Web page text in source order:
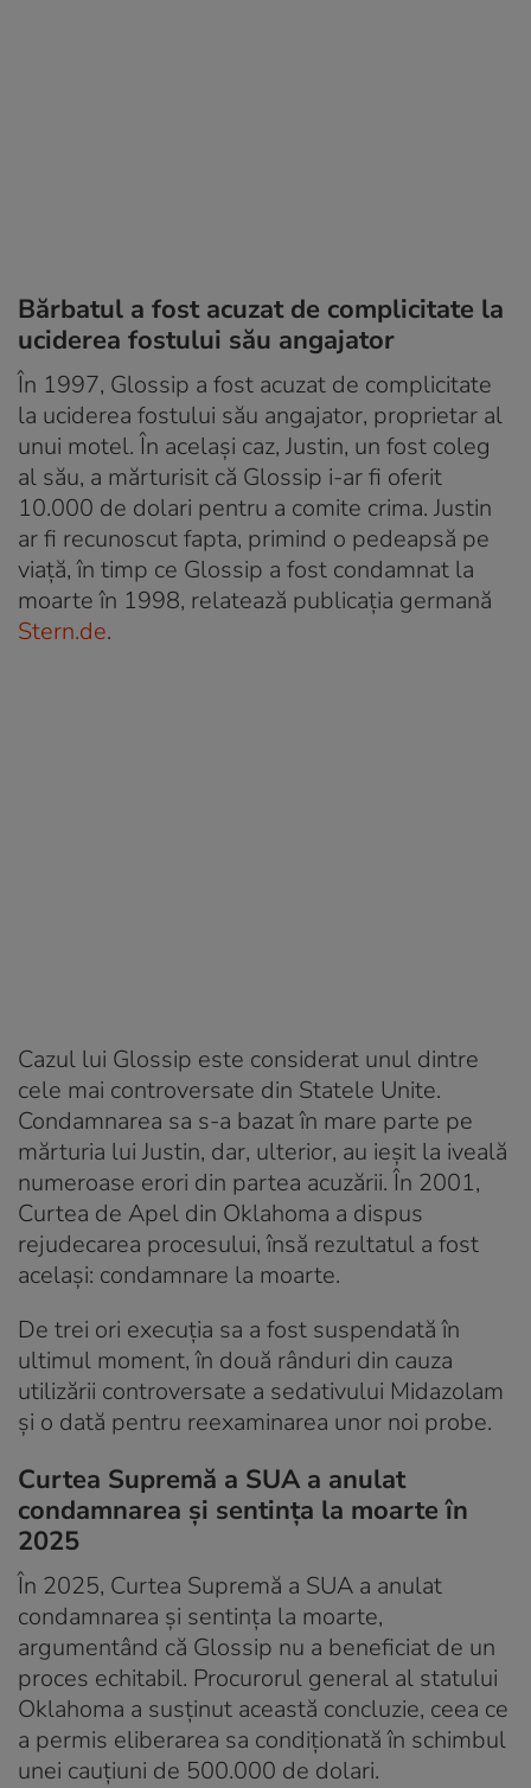
Bărbatul a fost acuzat de complicitate la
uciderea fostului său angajator
În 1997, Glossip a fost acuzat de complicitate
la uciderea fostului său angajator, proprietar al
unui motel. În același caz, Justin, un fost coleg
al său, a mărturisit că Glossip i-ar fi oferit
10.000 de dolari pentru a comite crima. Justin
ar fi recunoscut fapta, primind o pedeapsă pe
viață, în timp ce Glossip a fost condamnat la
moarte în 1998, relatează publicația germană
Stern.de.
Cazul lui Glossip este considerat unul dintre
cele mai controversate din Statele Unite.
Condamnarea sa s-a bazat în mare parte pe
mărturia lui Justin, dar, ulterior, au ieșit la iveală
numeroase erori din partea acuzării. În 2001,
Curtea de Apel din Oklahoma a dispus
rejudecarea procesului, însă rezultatul a fost
același: condamnare la moarte.
De trei ori execuția sa a fost suspendată în
ultimul moment, în două rânduri din cauza
utilizării controversate a sedativului Midazolam
și o dată pentru reexaminarea unor noi probe.
Curtea Supremă a SUA a anulat
condamnarea și sentința la moarte în
2025
În 2025, Curtea Supremă a SUA a anulat
condamnarea și sentința la moarte,
argumentând că Glossip nu a beneficiat de un
proces echitabil. Procurorul general al statului
Oklahoma a susținut această concluzie, ceea ce
a permis eliberarea sa condiționată în schimbul
unei cauțiuni de 500.000 de dolari.